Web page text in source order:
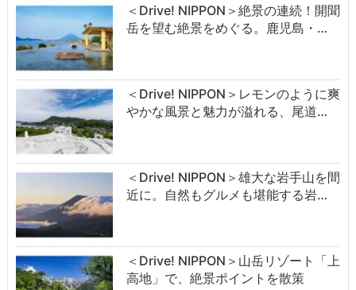
＜Drive! NIPPON＞絶景の連続！開聞
岳を望む絶景をめぐる。鹿児島・…
＜Drive! NIPPON＞レモンのように爽
やかな風景と魅力が溢れる、尾道…
＜Drive! NIPPON＞雄大な岩手山を間
近に。自然もグルメも堪能する岩…
＜Drive! NIPPON＞山岳リゾート「上
高地」で、絶景ポイントを散策